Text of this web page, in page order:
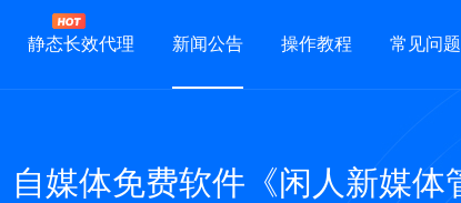
静态长效代理 新闻公告 操作教程 常见问题
媒体免费软件《闲人新媒体